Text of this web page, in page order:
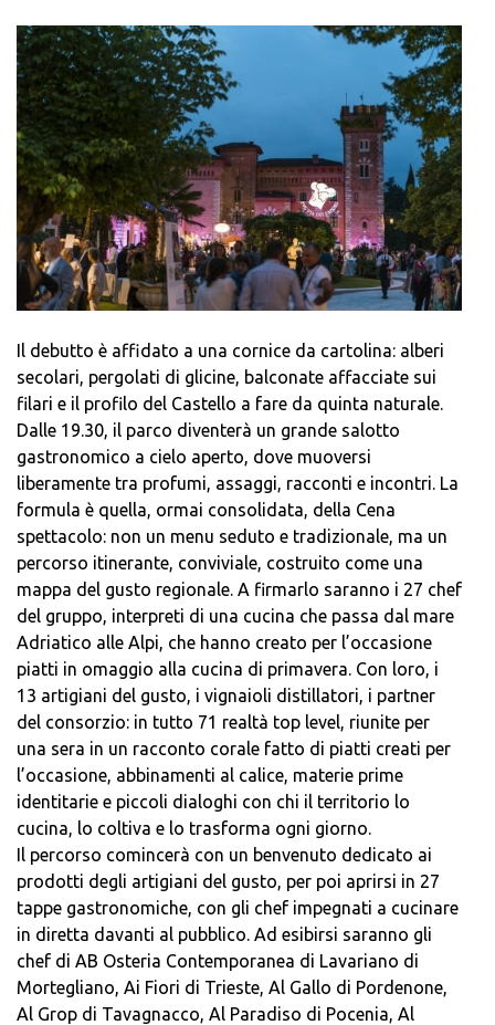
Il debutto è affidato a una cornice da cartolina: alberi
secolari, pergolati di glicine, balconate affacciate sui
filari e il profilo del Castello a fare da quinta naturale.
Dalle 19.30, il parco diventerà un grande salotto
gastronomico a cielo aperto, dove muoversi
liberamente tra profumi, assaggi, racconti e incontri. La
formula è quella, ormai consolidata, della Cena
spettacolo: non un menu seduto e tradizionale, ma un
percorso itinerante, conviviale, costruito come una
mappa del gusto regionale. A firmarlo saranno i 27 chef
del gruppo, interpreti di una cucina che passa dal mare
Adriatico alle Alpi, che hanno creato per l’occasione
piatti in omaggio alla cucina di primavera. Con loro, i
13 artigiani del gusto, i vignaioli distillatori, i partner
del consorzio: in tutto 71 realtà top level, riunite per
una sera in un racconto corale fatto di piatti creati per
l’occasione, abbinamenti al calice, materie prime
identitarie e piccoli dialoghi con chi il territorio lo
cucina, lo coltiva e lo trasforma ogni giorno.
Il percorso comincerà con un benvenuto dedicato ai
prodotti degli artigiani del gusto, per poi aprirsi in 27
tappe gastronomiche, con gli chef impegnati a cucinare
in diretta davanti al pubblico. Ad esibirsi saranno gli
chef di AB Osteria Contemporanea di Lavariano di
Mortegliano, Ai Fiori di Trieste, Al Gallo di Pordenone,
Al Grop di Tavagnacco, Al Paradiso di Pocenia, Al